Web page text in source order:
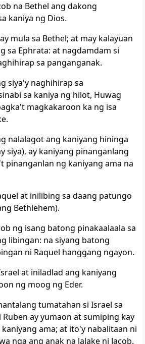
na Bethel ang dakong
kaniya ng Dios.
mula sa Bethel; at may kalayuan
sa Ephrata: at nagdamdam si
sa panganganak.
siya'y naghihirap sa
sa kaniya ng hilot, Huwag
magkakaroon ka ng isa
nalalagot ang kaniyang hininga
siya), ay kaniyang pinanganlang
pinanganlan ng kaniyang ama na
at inilibing sa daang patungo
Bethlehem).
ng isang batong pinakaalaala sa
libingan: na siyang batong
ni Raquel hanggang ngayon.
at iniladlad ang kaniyang
ng moog ng Eder.
tumatahan si Israel sa
Ruben ay yumaon at sumiping kay
kaniyang ama; at ito'y nabalitaan ni
nga ang anak na lalake ni Jacob.